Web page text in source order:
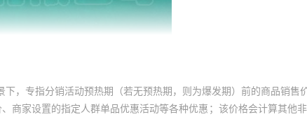
，专指分销活动预热期（若无预热期，则为爆发期）前的商品销售
商家设置的指定人群单品优惠活动等各种优惠；该价格会计算其他